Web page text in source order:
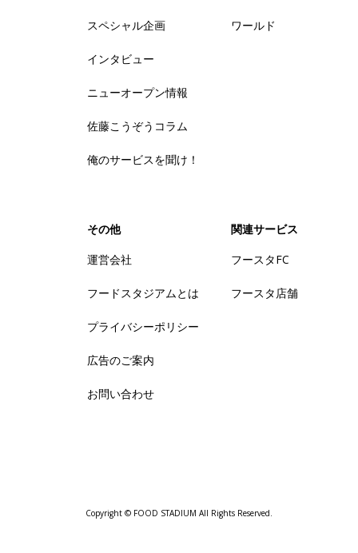
スペシャル企画
インタビュー
ニューオープン情報
佐藤こうぞうコラム
俺のサービスを聞け！
ワールド
その他
運営会社
フードスタジアムとは
プライバシーポリシー
広告のご案内
お問い合わせ
関連サービス
フースタFC
フースタ店舗
Copyright © FOOD STADIUM All Rights Reserved.